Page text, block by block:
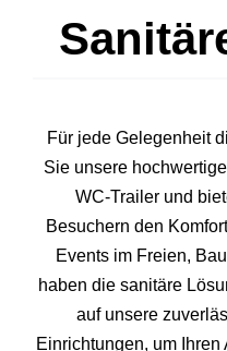
Für jede Gelegenheit
Sie unsere
WC-Trailer und
Besuchern den
Events im Freien,
haben die sanitäre
auf unsere
Einrichtungen, um